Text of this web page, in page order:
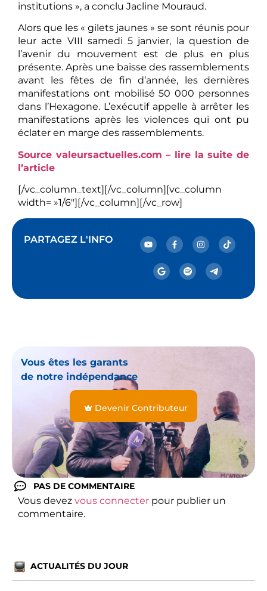
institutions », a conclu Jacline Mouraud.
Alors que les « gilets jaunes » se sont réunis pour
leur acte VIII samedi 5 janvier, la question de
l’avenir du mouvement est de plus en plus
présente. Après une baisse des rassemblements
avant les fêtes de fin d’année, les dernières
manifestations ont mobilisé 50 000 personnes
dans l’Hexagone. L’exécutif appelle à arrêter les
manifestations après les violences qui ont pu
éclater en marge des rassemblements.
Source valeursactuelles.com – lire la suite de
l’article
[/vc_column_text][/vc_column][vc_column
width= »1/6″][/vc_column][/vc_row]
PARTAGEZ L'INFO
Vous êtes les garants
de notre indépendance
Devenir Contributeur
PAS DE COMMENTAIRE
Vous devez vous connecter pour publier un
commentaire.
ACTUALITÉS DU JOUR